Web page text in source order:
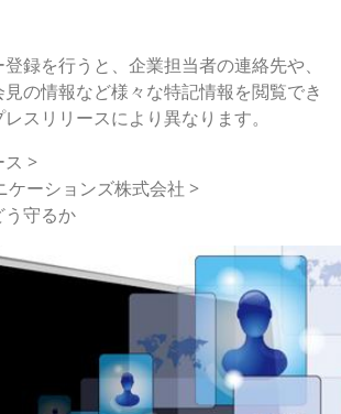
録を行うと、企業担当者の連絡先や、
の情報など様々な特記情報を閲覧でき
スリリースにより異なります。
ス >
ケーションズ株式会社 >
う守るか